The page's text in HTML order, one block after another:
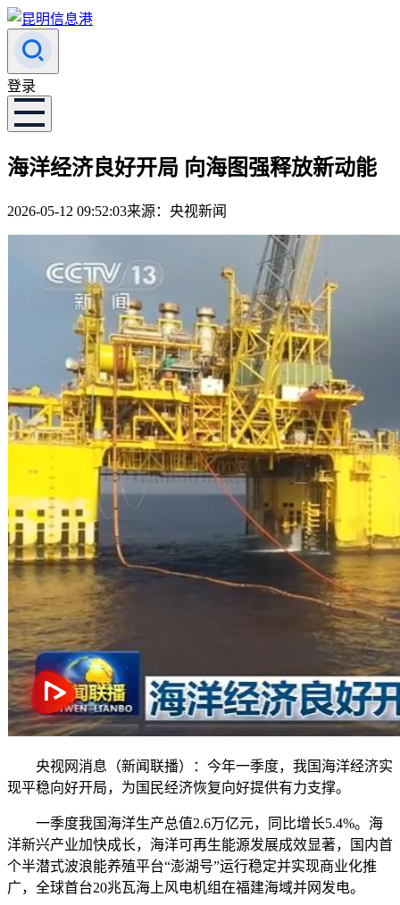
登录
海洋经济良好开局 向海图强释放新动能
2026-05-12 09:52:03来源：央视新闻
央视网消息（新闻联播）：今年一季度，我国海洋经济实
现平稳向好开局，为国民经济恢复向好提供有力支撑。
一季度我国海洋生产总值2.6万亿元，同比增长5.4%。海
洋新兴产业加快成长，海洋可再生能源发展成效显著，国内首
个半潜式波浪能养殖平台“澎湖号”运行稳定并实现商业化推
广，全球首台20兆瓦海上风电机组在福建海域并网发电。